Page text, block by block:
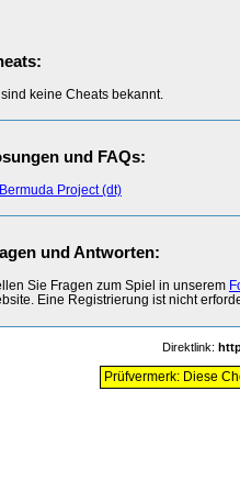
sind keine Cheats bekannt.
und FAQs:
Bermuda Project (dt)
und Antworten:
Sie Fragen zum Spiel in unserem
Eine Registrierung ist nicht
Direktlink:
Prüfvermerk: Diese